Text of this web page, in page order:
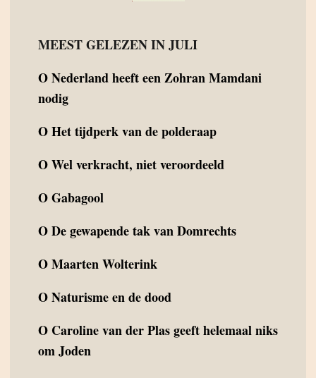
MEEST GELEZEN IN JULI
ONederland heeft een Zohran Mamdani
nodig
OHet tijdperk van de polderaap
OWel verkracht, niet veroordeeld
OGabagool
ODe gewapende tak van Domrechts
OMaarten Wolterink
ONaturisme en de dood
O Caroline van der Plas geeft helemaal niks
om Joden